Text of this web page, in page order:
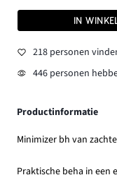
IN
218 personen
446 personen
Productinformatie
Minimizer bh van
Praktische beha in een